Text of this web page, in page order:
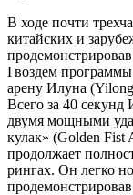
В ходе почти
китайских и
Гвоздем программы
арену Илуна
Всего за 40 секунд
двумя мощными
кулак» (Golden
продолжает
рингах. Он легко